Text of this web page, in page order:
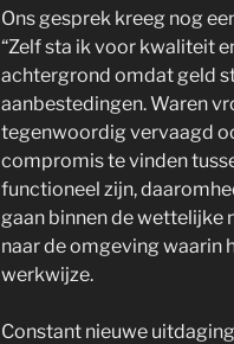
Ons gesprek kreeg nog
“Zelf sta ik voor kwaliteit
achtergrond omdat geld
aanbestedingen. Waren
tegenwoordig vervaagd
compromis te vinden
functioneel zijn,
gaan binnen de wettelijke
naar de omgeving waarin
werkwijze.
Constant nieuwe